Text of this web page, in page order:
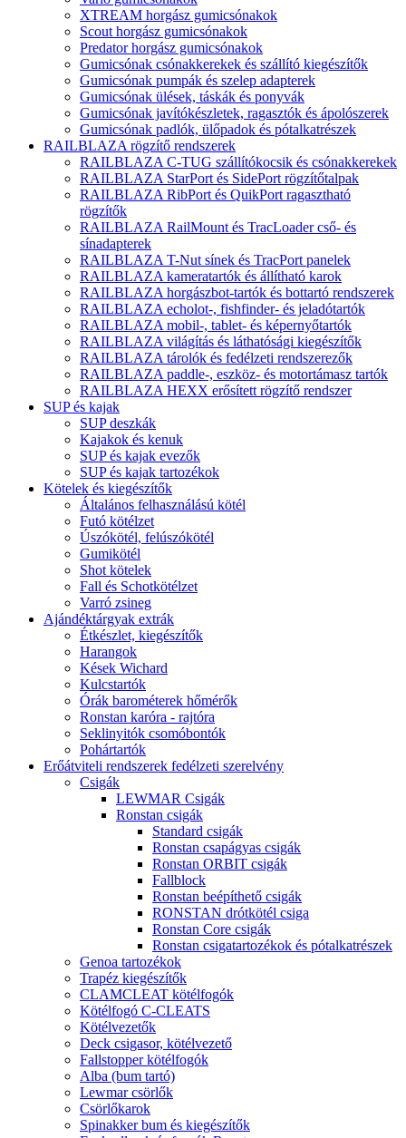
XTREAM horgász gumicsónakok
Scout horgász gumicsónakok
Predator horgász gumicsónakok
Gumicsónak csónakkerekek és szállító kiegészítők
Gumicsónak pumpák és szelep adapterek
Gumicsónak ülések, táskák és ponyvák
Gumicsónak javítókészletek, ragasztók és ápolószerek
Gumicsónak padlók, ülőpadok és pótalkatrészek
RAILBLAZA rögzítő rendszerek
RAILBLAZA C-TUG szállítókocsik és csónakkerekek
RAILBLAZA StarPort és SidePort rögzítőtalpak
RAILBLAZA RibPort és QuikPort ragasztható
rögzítők
RAILBLAZA RailMount és TracLoader cső- és
sínadapterek
RAILBLAZA T-Nut sínek és TracPort panelek
RAILBLAZA kameratartók és állítható karok
RAILBLAZA horgászbot-tartók és bottartó rendszerek
RAILBLAZA echolot-, fishfinder- és jeladótartók
RAILBLAZA mobil-, tablet- és képernyőtartók
RAILBLAZA világítás és láthatósági kiegészítők
RAILBLAZA tárolók és fedélzeti rendszerezők
RAILBLAZA paddle-, eszköz- és motortámasz tartók
RAILBLAZA HEXX erősített rögzítő rendszer
SUP és kajak
SUP deszkák
Kajakok és kenuk
SUP és kajak evezők
SUP és kajak tartozékok
Kötelek és kiegészítők
Általános felhasználású kötél
Futó kötélzet
Úszókötél, felúszókötél
Gumikötél
Shot kötelek
Fall és Schotkötélzet
Varró zsineg
Ajándéktárgyak extrák
Étkészlet, kiegészítők
Harangok
Kések Wichard
Kulcstartók
Órák barométerek hőmérők
Ronstan karóra - rajtóra
Seklinyitók csomóbontók
Pohártartók
Erőátviteli rendszerek fedélzeti szerelvény
Csigák
LEWMAR Csigák
Ronstan csigák
Standard csigák
Ronstan csapágyas csigák
Ronstan ORBIT csigák
Fallblock
Ronstan beépíthető csigák
RONSTAN drótkötél csiga
Ronstan Core csigák
Ronstan csigatartozékok és pótalkatrészek
Genoa tartozékok
Trapéz kiegészítők
CLAMCLEAT kötélfogók
Kötélfogó C-CLEATS
Kötélvezetők
Deck csigasor, kötélvezető
Fallstopper kötélfogók
Alba (bum tartó)
Lewmar csörlők
Csörlőkarok
Spinakker bum és kiegészítők